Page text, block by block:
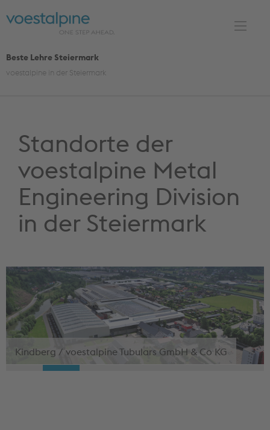
Beste Lehre Steiermark
voestalpine in der Steiermark
Standorte der
voestalpine Metal
Engineering Division
in der Steiermark
Kindberg / voestalpine Tubulars GmbH & Co KG